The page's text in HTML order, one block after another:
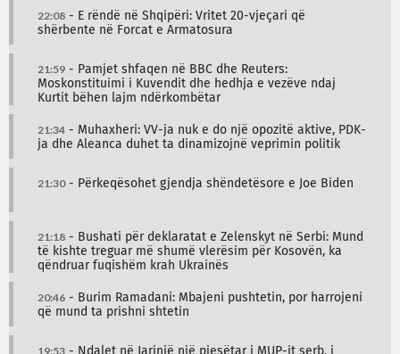
22:08 - E rëndë në Shqipëri: Vritet 20-vjeçari që
shërbente në Forcat e Armatosura
21:59 - Pamjet shfaqen në BBC dhe Reuters:
Moskonstituimi i Kuvendit dhe hedhja e vezëve ndaj
Kurtit bëhen lajm ndërkombëtar
21:34 - Muhaxheri: VV-ja nuk e do një opozitë aktive, PDK-
ja dhe Aleanca duhet ta dinamizojnë veprimin politik
21:30- Përkeqësohet gjendja shëndetësore e Joe Biden
21:18 - Bushati për deklaratat e Zelenskyt në Serbi: Mund
të kishte treguar më shumë vlerësim për Kosovën, ka
qëndruar fuqishëm krah Ukrainës
20:46 - Burim Ramadani: Mbajeni pushtetin, por harrojeni
që mund ta prishni shtetin
19:53 - Ndalet në Jarinjë një pjesëtar i MUP-it serb, i